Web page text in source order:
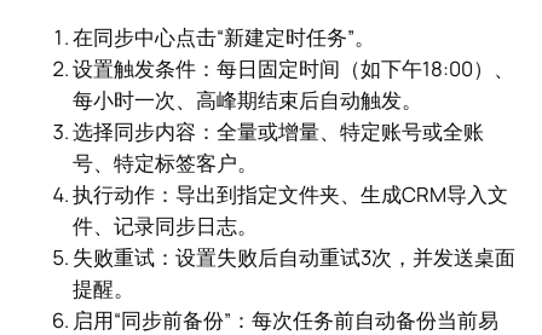
在同步中心点击“新建定时任务”。
设置触发条件：每日固定时间（如下午18:00）、
每小时一次、高峰期结束后自动触发。
选择同步内容：全量或增量、特定账号或全账
号、特定标签客户。
执行动作：导出到指定文件夹、生成CRM导入文
件、记录同步日志。
失败重试：设置失败后自动重试3次，并发送桌面
提醒。
启用“同步前备份”：每次任务前自动备份当前易